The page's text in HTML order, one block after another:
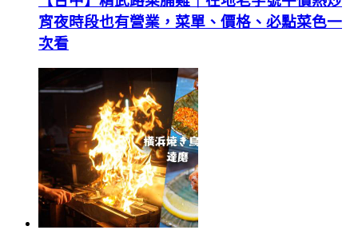
宵夜時段也有營業，菜單、價格、必點菜色一
次看